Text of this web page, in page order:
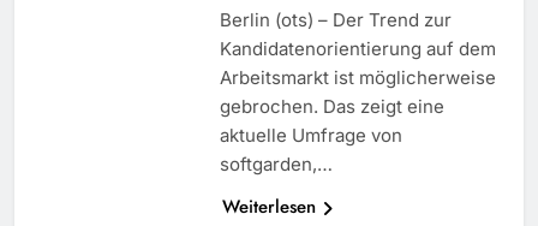
Berlin (ots) – Der Trend zur
Kandidatenorientierung auf dem
Arbeitsmarkt ist möglicherweise
gebrochen. Das zeigt eine
aktuelle Umfrage von
softgarden,…
Weiterlesen